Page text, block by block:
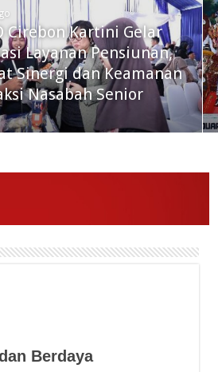
Cirebon Kartini Gelar
Layanan Pensiunan,
Sinergi dan Keamanan
Nasabah Senior
Berdaya